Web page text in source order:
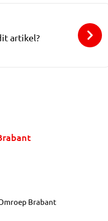
artikel?
Brabant